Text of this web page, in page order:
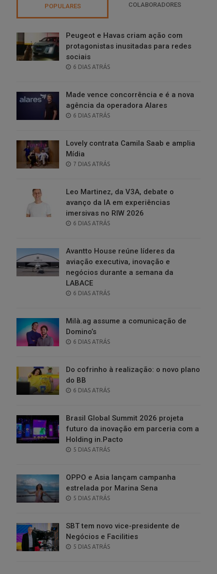
POPULARES COLABORADORES
Peugeot e Havas criam ação com
protagonistas inusitadas para redes
sociais
POSTED
6 DIAS ATRÁS
Made vence concorrência e é a nova
agência da operadora Alares
POSTED
6 DIAS ATRÁS
Lovely contrata Camila Saab e amplia
Mídia
POSTED
7 DIAS ATRÁS
Leo Martinez, da V3A, debate o
avanço da IA em experiências
imersivas no RIW 2026
POSTED
6 DIAS ATRÁS
Avantto House reúne líderes da
aviação executiva, inovação e
negócios durante a semana da
LABACE
POSTED
6 DIAS ATRÁS
Milà.ag assume a comunicação de
Domino’s
POSTED
6 DIAS ATRÁS
Do cofrinho à realização: o novo plano
do BB
POSTED
6 DIAS ATRÁS
Brasil Global Summit 2026 projeta
futuro da inovação em parceria com a
Holding in.Pacto
POSTED
5 DIAS ATRÁS
OPPO e Asia lançam campanha
estrelada por Marina Sena
POSTED
5 DIAS ATRÁS
SBT tem novo vice-presidente de
Negócios e Facilities
POSTED
5 DIAS ATRÁS